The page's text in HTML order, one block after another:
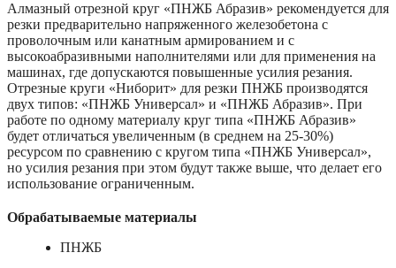
Алмазный отрезной круг «ПНЖБ Абразив» рекомендуется для
резки предварительно напряженного железобетона с
проволочным или канатным армированием и с
высокоабразивными наполнителями или для применения на
машинах, где допускаются повышенные усилия резания.
Отрезные круги «Ниборит» для резки ПНЖБ производятся
двух типов: «ПНЖБ Универсал» и «ПНЖБ Абразив». При
работе по одному материалу круг типа «ПНЖБ Абразив»
будет отличаться увеличенным (в среднем на 25-30%)
ресурсом по сравнению с кругом типа «ПНЖБ Универсал»,
но усилия резания при этом будут также выше, что делает его
использование ограниченным.
Обрабатываемые материалы
ПНЖБ